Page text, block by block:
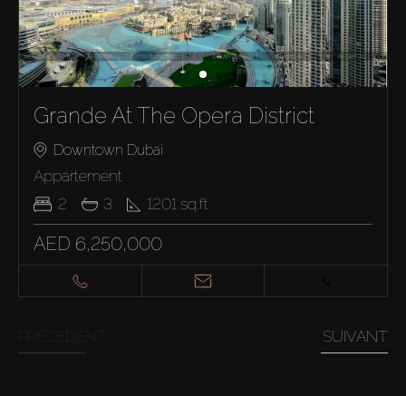
Grande At The Opera District
Downtown Dubai
Appartement
2
3 1201 sq.ft
AED 6,250,000
SUIVANT